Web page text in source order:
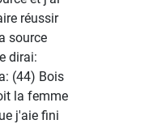
réussir
source
dirai:
(44) Bois
la femme
j'aie fini